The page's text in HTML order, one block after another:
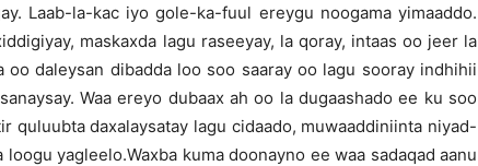
Laab-la-kac iyo gole-ka-fuul ereygu noogama yimaaddo.
maskaxda lagu raseeyay, la qoray, intaas oo jeer la
oo daleysan dibadda loo soo saaray oo lagu sooray indhihii
Waa ereyo dubaax ah oo la dugaashado ee ku soo
quluubta daxalaysatay lagu cidaado, muwaaddiniinta niyad-
yagleelo.Waxba kuma doonayno ee waa sadaqad aanu